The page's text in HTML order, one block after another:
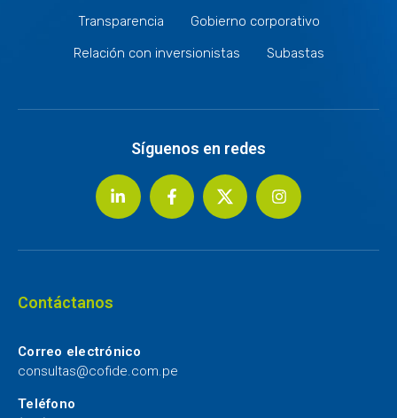
Transparencia
Gobierno corporativo
Relación con inversionistas
Subastas
Síguenos en redes
Contáctanos
Correo electrónico
consultas@cofide.com.pe
Teléfono